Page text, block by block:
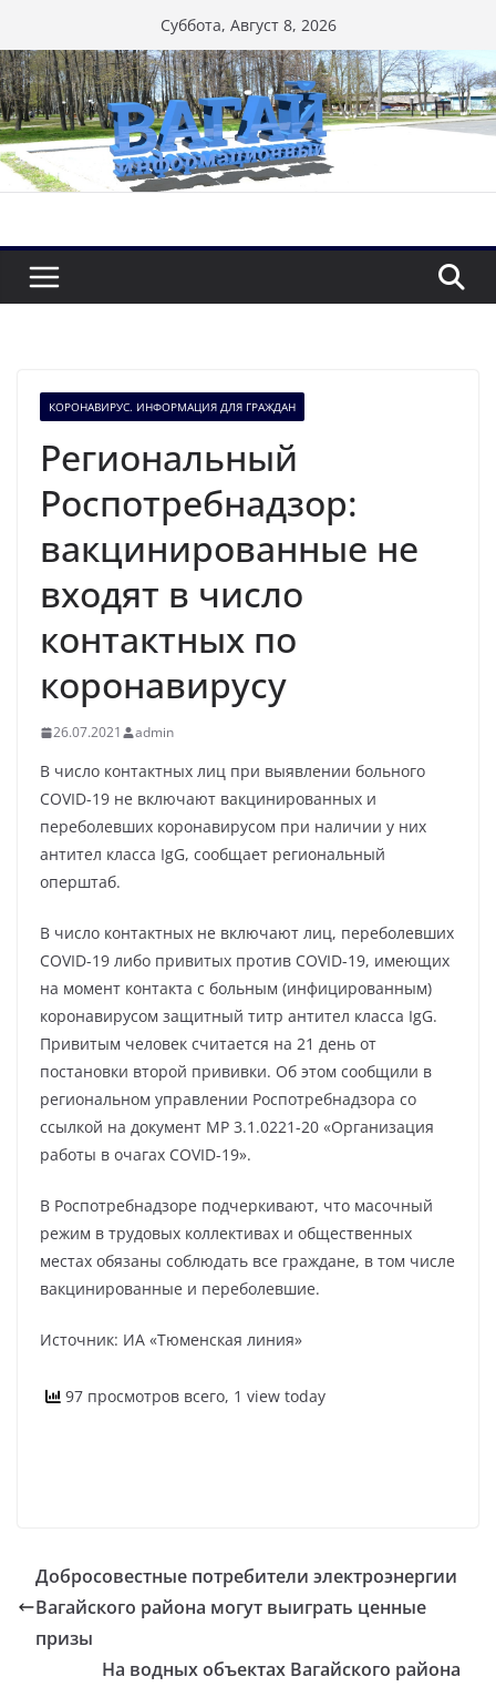
к
содержимому
Суббота, Август 8, 2026
КОРОНАВИРУС. ИНФОРМАЦИЯ ДЛЯ ГРАЖДАН
Региональный
Роспотребнадзор:
вакцинированные не
входят в число
контактных по
коронавирусу
26.07.2021 admin
В число контактных лиц при выявлении больного
COVID-19 не включают вакцинированных и
переболевших коронавирусом при наличии у них
антител класса IgG, сообщает региональный
оперштаб.
В число контактных не включают лиц, переболевших
COVID-19 либо привитых против COVID-19, имеющих
на момент контакта с больным (инфицированным)
коронавирусом защитный титр антител класса IgG.
Привитым человек считается на 21 день от
постановки второй прививки. Об этом сообщили в
региональном управлении Роспотребнадзора со
ссылкой на документ МР 3.1.0221-20 «Организация
работы в очагах COVID-19».
В Роспотребнадзоре подчеркивают, что масочный
режим в трудовых коллективах и общественных
местах обязаны соблюдать все граждане, в том числе
вакцинированные и переболевшие.
Источник: ИА «Тюменская линия»
97 просмотров всего, 1 view today
Добросовестные потребители электроэнергии
Вагайского района могут выиграть ценные
призы
На водных объектах Вагайского района